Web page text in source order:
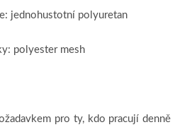
jednohustotní polyuretan
polyester mesh
pro ty, kdo pracují denně